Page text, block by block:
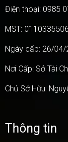
Điện thoại: 0985
MST: 0110335506
Ngày cấp: 26/04/
Nơi Cấp: Sở Tài
Chủ Sở Hữu:
Thông tin